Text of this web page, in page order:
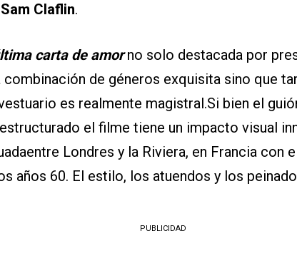
Sam Claflin.
carta de amorno solo destacada por
combinación de géneros exquisita sino que
es realmente magistral.Si bien el
el filme tiene un impacto visual
Londres y la Riviera, en Francia con
años 60. El estilo, los atuendos y los
PUBLICIDAD